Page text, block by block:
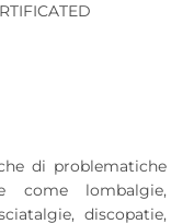
di problematiche
come lombalgie,
discopatie,